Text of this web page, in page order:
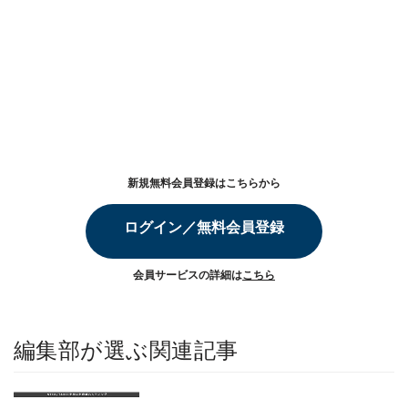
新規無料会員登録はこちらから
ログイン／無料会員登録
会員サービスの詳細はこちら
編集部が選ぶ関連記事